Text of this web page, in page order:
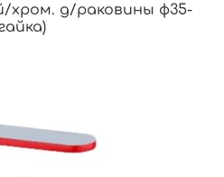
хром. д/раковины ф35-